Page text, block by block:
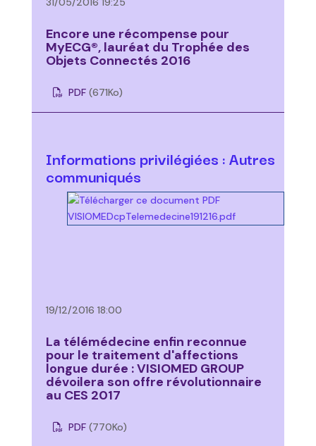
Encore une récompense pour
MyECG®, lauréat du Trophée des
Objets Connectés 2016
PDF (671Ko)
Informations privilégiées : Autres
communiqués
19/12/2016 18:00
La télémédecine enfin reconnue
pour le traitement d'affections
longue durée : VISIOMED GROUP
dévoilera son offre révolutionnaire
au CES 2017
PDF (770Ko)